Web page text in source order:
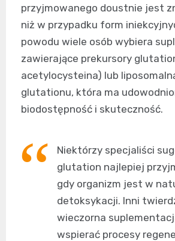
przyjmowanego doustnie jest
niż w przypadku form
powodu wiele osób wybiera
zawierające prekursory
acetylocysteina) lub
glutationu, która ma
biodostępność i skuteczność.
Niektórzy specjaliści
glutation najlepiej
gdy organizm jest w
detoksykacji. Inni
wieczorna
wspierać procesy